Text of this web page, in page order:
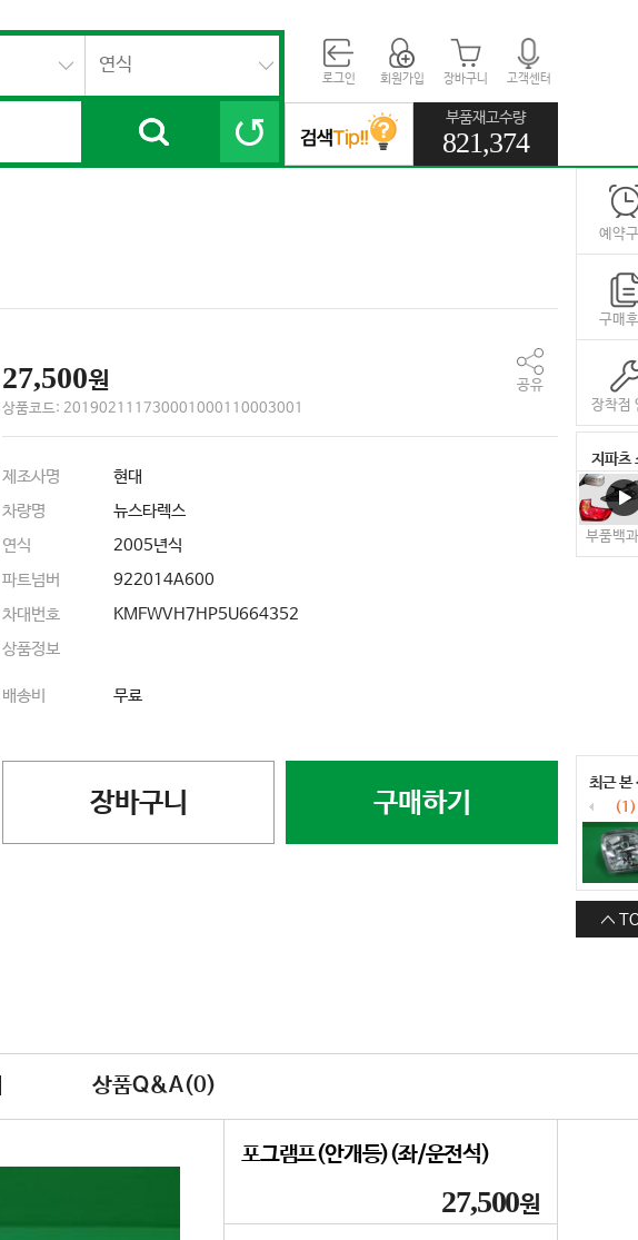
연식
로그인 회원가입 장바구니 고객센터
부품재고수량
821,374
27,500원
상품코드: 201902111730001000110003001
공유
제조사명
현대
차량명
뉴스타렉스
연식
2005년식
파트넘버
922014A600
차대번호
KMFWVH7HP5U664352
상품정보
배송비 무료
장바구니 구매하기
상품Q&A(0)
포그램프(안개등)(좌/운전석)
27,500원
예약
구매
장착점
지파츠
부품백
최근 본
(1)